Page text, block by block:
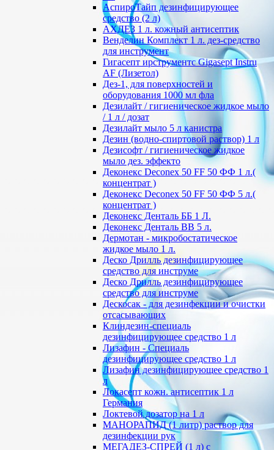
АспироТайп дезинфицирующее
средство (2 л)
АХДЕЗ 1 л. кожный антисептик
Венделин Комплект 1 л. дез-средство
для инструмент
Гигасепт ирструментс Gigasept Instru
AF (Лизетол)
Дез-1, для поверхностей и
оборудования 1000 мл фла
Дезилайт / гигиеническое жидкое мыло
/ 1 л / дозат
Дезилайт мыло 5 л канистра
Дезин (водно-спиртовой раствор) 1 л
Дезисофт / гигиеническое жидкое
мыло дез. эффекто
Деконекс Deconex 50 FF 50 ФФ 1 л.(
концентрат )
Деконекс Deconex 50 FF 50 ФФ 5 л.(
концентрат )
Деконекс Денталь ББ 1 Л.
Деконекс Денталь ВВ 5 л.
Дермотан - микробостатическое
жидкое мыло 1 л.
Деско Дрилль дезинфицирующее
средство для инструме
Деско Дрилль дезинфицирующее
средство для инструме
Дескосак - для дезинфекции и очистки
отсасывающих
Клиндезин-специаль
дезинфицирующее средство 1 л
Лизафин - Специаль
дезинфицирующее средство 1 л
Лизафин дезинфицирующее средство 1
л
Локасепт кожн. антисептик 1 л
Германия
Локтевой дозатор на 1 л
МАНОРАПИД (1 литр) раствор для
дезинфекции рук
МЕГАДЕЗ-СПРЕЙ (1 л) с